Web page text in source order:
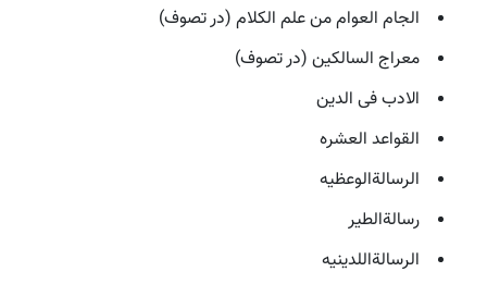
الجام العوام من علم الکلام (در تصوف)
معراج السالکین (در تصوف)
الادب فی الدین
القواعد العشره
الرسالةالوعظیه
رسالةالطیر
الرسالةاللدینیه